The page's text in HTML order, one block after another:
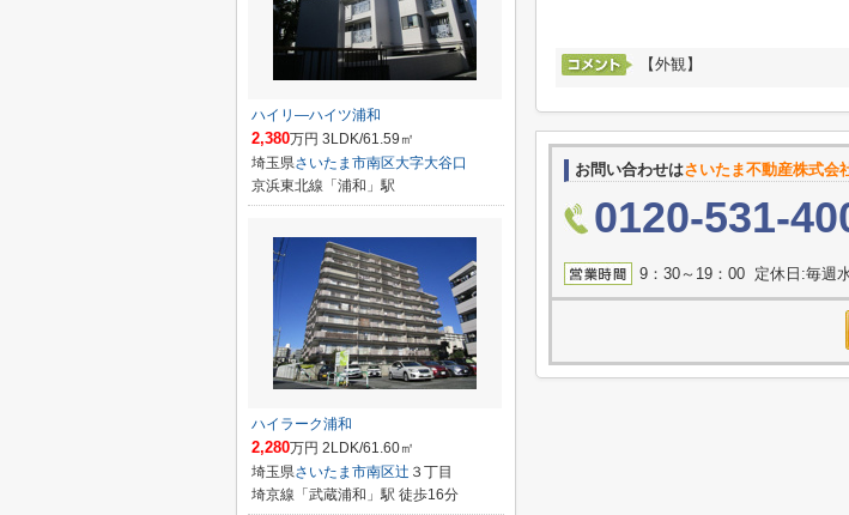
【外観】
お問い合わせはさいたま不動産株式会
0120-531-
9：30～19：00 定休日:毎週
ハイリ―ハイツ浦和
2,380万円 3LDK/61.59㎡
埼玉県さいたま市南区大字大谷口
京浜東北線「浦和」駅
ハイラーク浦和
2,280万円 2LDK/61.60㎡
埼玉県さいたま市南区辻 ３丁目
埼京線「武蔵浦和」駅 徒歩16分